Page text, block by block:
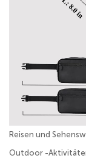
Reisen und
Outdoor -